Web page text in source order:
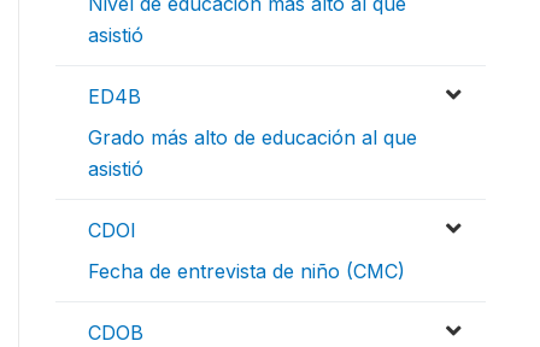
asistió
ED4B
Grado más alto de educación al que
asistió
CDOI
Fecha de entrevista de niño (CMC)
CDOB